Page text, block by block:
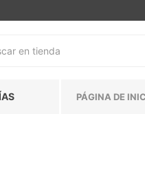
PÁGINA DE